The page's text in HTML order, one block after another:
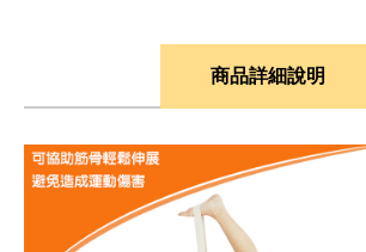
商品詳細說明